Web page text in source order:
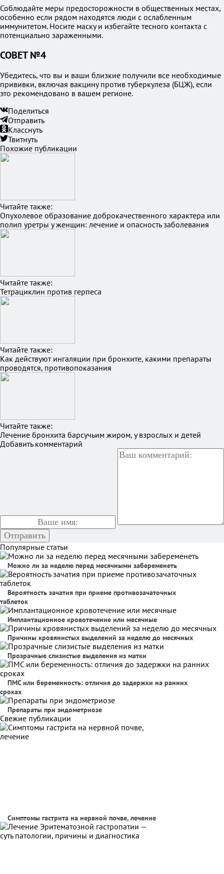
Соблюдайте меры предосторожности в общественных местах,
особенно если рядом находятся люди с ослабленным
иммунитетом. Носите маску и избегайте тесного контакта с
потенциально зараженными.
СОВЕТ №4
Убедитесь, что вы и ваши близкие получили все необходимые
прививки, включая вакцину против туберкулеза (БЦЖ), если
это рекомендовано в вашем регионе.
Поделиться
Отправить
Класснуть
Твитнуть
Похожие публикации
Читайте также:
Опухолевое образование доброкачественного характера или
полип уретры у женщин: лечение и опасность заболевания
Читайте также:
Тетрациклин против герпеса
Читайте также:
Как действуют ингаляции при бронхите, какими препараты
проводятся, противопоказания
Читайте также:
Лечение бронхита барсучьим жиром, у взрослых и детей
Добавить комментарий
Популярные статьи
Можно ли за неделю перед месячными забеременеть
Вероятность зачатия при приеме противозачаточных
таблеток
Имплантационное кровотечение или месячные
Причины кровянистых выделений за неделю до месячных
Прозрачные слизистые выделения из матки
ПМС или беременность: отличия до задержки на ранних
сроках
Препараты при эндометриозе
Свежие публикации
Симптомы гастрита на нервной почве, лечение